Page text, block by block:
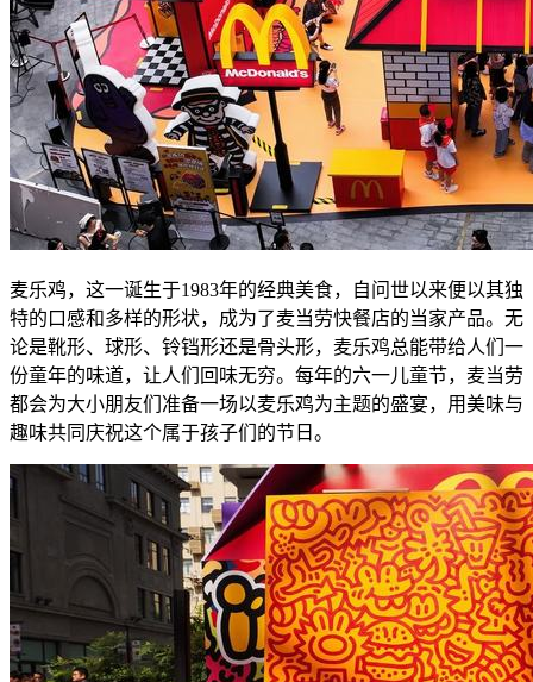
麦乐鸡，这一诞生于1983年的经典美食，自问世以来便以其独
特的口感和多样的形状，成为了麦当劳快餐店的当家产品。无
论是靴形、球形、铃铛形还是骨头形，麦乐鸡总能带给人们一
份童年的味道，让人们回味无穷。每年的六一儿童节，麦当劳
都会为大小朋友们准备一场以麦乐鸡为主题的盛宴，用美味与
趣味共同庆祝这个属于孩子们的节日。